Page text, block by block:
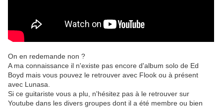
On en redemande non ?
A ma connaissance il n'existe pas encore d'album solo de Ed
Boyd mais vous pouvez le retrouver avec Flook ou à présent
avec Lunasa.
Si ce guitariste vous a plu, n'hésitez pas à le retrouver sur
Youtube dans les divers groupes dont il a été membre ou bien